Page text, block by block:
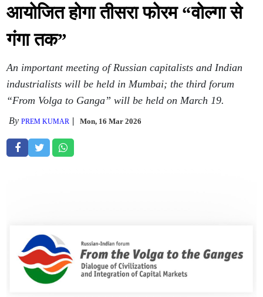
आयोजित होगा तीसरा फोरम “वोल्गा से
गंगा तक”
An important meeting of Russian capitalists and Indian
industrialists will be held in Mumbai; the third forum
“From Volga to Ganga” will be held on March 19.
ByPREM KUMAR Mon, 16 Mar 2026